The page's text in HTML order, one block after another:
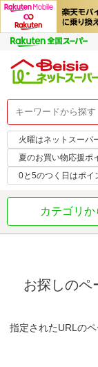
火曜はネットスーパ
夏のお買い物応援ポ
0と5のつく日はポイ
カテゴリか
お探しのペ
指定されたURLの